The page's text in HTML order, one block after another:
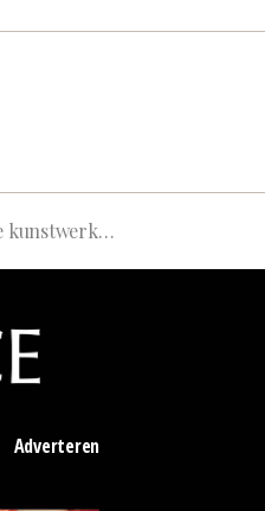
vanaf nu te zien in Stedelijk Museum Kampen
Adverteren